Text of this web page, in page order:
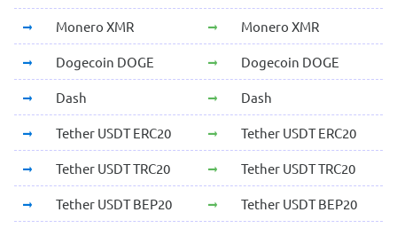
Monero XMR Monero XMR
Dogecoin DOGE Dogecoin DOGE
Dash Dash
Tether USDT ERC20 Tether USDT ERC20
Tether USDT TRC20 Tether USDT TRC20
Tether USDT BEP20 Tether USDT BEP20